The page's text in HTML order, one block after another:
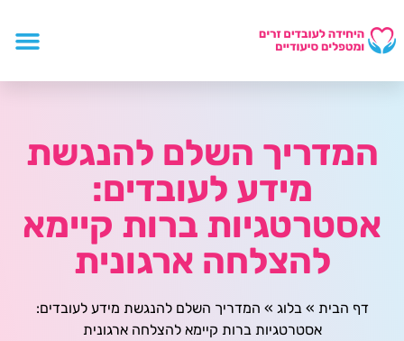
המדריך השלם להנגשת
מידע לעובדים:
אסטרטגיות ברות קיימא
להצלחה ארגונית
דף הבית »בלוג » המדריך השלם להנגשת מידע לעובדים:
אסטרטגיות ברות קיימא להצלחה ארגונית